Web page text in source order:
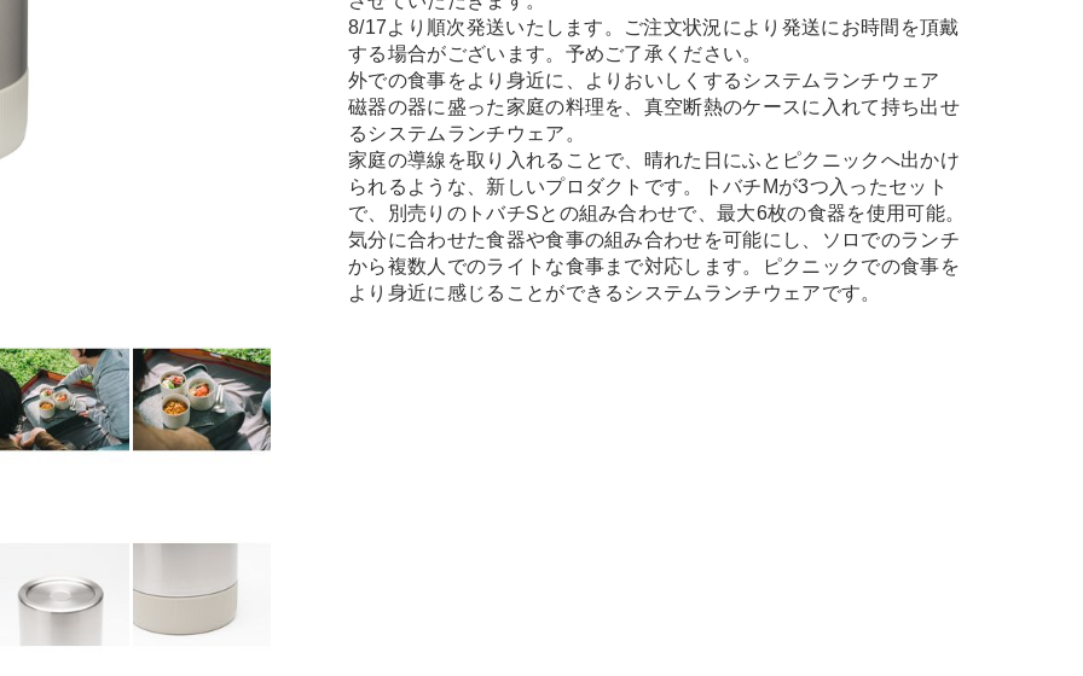
8/17より順次発送いたします。ご注文状況により発送にお時間を頂戴
する場合がございます。予めご了承ください。
外での食事をより身近に、よりおいしくするシステムランチウェア
磁器の器に盛った家庭の料理を、真空断熱のケースに入れて持ち出せ
るシステムランチウェア。
家庭の導線を取り入れることで、晴れた日にふとピクニックへ出かけ
られるような、新しいプロダクトです。トバチMが3つ入ったセット
で、別売りのトバチSとの組み合わせで、最大6枚の食器を使用可能。
気分に合わせた食器や食事の組み合わせを可能にし、ソロでのランチ
から複数人でのライトな食事まで対応します。ピクニックでの食事を
より身近に感じることができるシステムランチウェアです。